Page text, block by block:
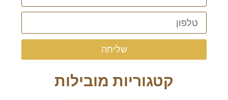
שליחה
קטגוריות מובילות